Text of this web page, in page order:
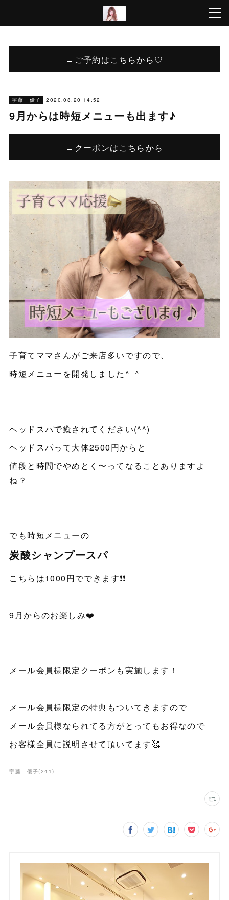
→ご予約はこちらから♡
宇藤 優子 2020.08.20 14:52
9月からは時短メニューも出ます♪
→クーポンはこちらから
子育てママさんがご来店多いですので、
時短メニューを開発しました^_^
ヘッドスパで癒されてください(^^)
ヘッドスパって大体2500円からと
値段と時間でやめとく〜ってなることありますよ
ね？
でも時短メニューの
炭酸シャンプースパ
こちらは1000円でできます❗️❗️
9月からのお楽しみ❤️
メール会員様限定クーポンも実施します！
メール会員様限定の特典もついてきますので
メール会員様なられてる方がとってもお得なので
お客様全員に説明させて頂いてます🥰
宇藤 優子(241 )